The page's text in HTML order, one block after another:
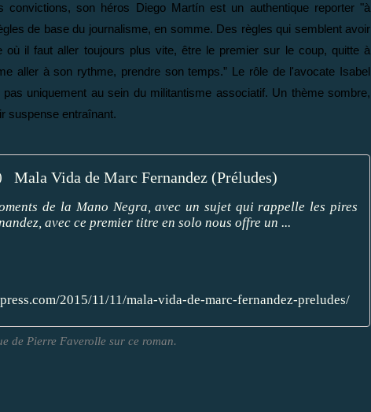
convictions, son héros Diego Martín est un authentique reporter "à
de base du journalisme, en somme. Des règles qui semblent avoir
où il faut aller toujours plus vite, être le premier sur le coup, quitte à
aller à son rythme, prendre son temps.” Le rôle de l'avocate Isabel
uniquement au sein du militantisme associatif. Un thème sombre,
suspense entraînant.
Mala Vida de Marc Fernandez (Préludes)
de la Mano Negra, avec un sujet qui rappelle les pires
avec ce premier titre en solo nous offre un ...
2015/11/11/mala-vida-de-marc-fernandez-preludes/
de Pierre Faverolle sur ce roman.